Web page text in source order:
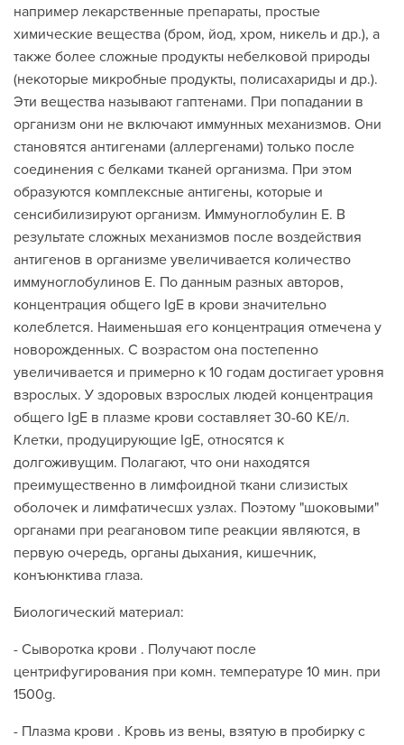
например лекарственные препараты, простые
химические вещества (бром, йод, хром, никель и др.), а
также более сложные продукты небелковой природы
(некоторые микробные продукты, полисахариды и др.).
Эти вещества называют гаптенами. При попадании в
организм они не включают иммунных механизмов. Они
становятся антигенами (аллергенами) только после
соединения с белками тканей организма. При этом
образуются комплексные антигены, которые и
сенсибилизируют организм. Иммуноглобулин E. В
результате сложных механизмов после воздействия
антигенов в организме увеличивается количество
иммуноглобулинов E. По данным разных авторов,
концентрация общего IgE в крови значительно
колеблется. Наименьшая его концентрация отмечена у
новорожденных. С возрастом она постепенно
увеличивается и примерно к 10 годам достигает уровня
взрослых. У здоровых взрослых людей концентрация
общего IgE в плазме крови составляет 30-60 КЕ/л.
Клетки, продуцирующие IgE, относятся к
долгоживущим. Полагают, что они находятся
преимущественно в лимфоидной ткани слизистых
оболочек и лимфатичесшх узлах. Поэтому "шоковыми"
органами при реагановом типе реакции являются, в
первую очередь, органы дыхания, кишечник,
конъюнктива глаза.
Биологический материал:
- Сыворотка крови . Получают после
центрифугирования при комн. температуре 10 мин. при
1500g.
- Плазма крови . Кровь из вены, взятую в пробирку с